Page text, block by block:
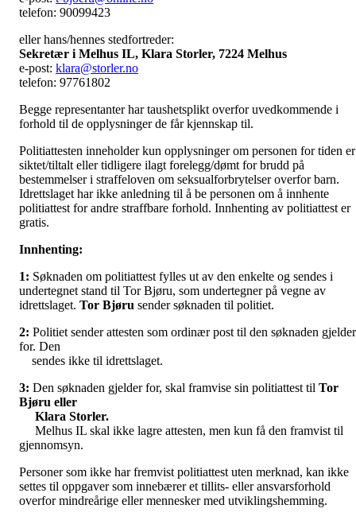
telefon: 90099423
eller hans/hennes stedfortreder:
Sekretær i Melhus IL, Klara Storler, 7224 Melhus
e-post: klara@storler.no
telefon: 97761802
Begge representanter har taushetsplikt overfor uvedkommende i
forhold til de opplysninger de får kjennskap til.
Politiattesten inneholder kun opplysninger om personen for tiden er
siktet/tiltalt eller tidligere ilagt forelegg/dømt for brudd på
bestemmelser i straffeloven om seksualforbrytelser overfor barn.
Idrettslaget har ikke anledning til å be personen om å innhente
politiattest for andre straffbare forhold. Innhenting av politiattest er
gratis.
Innhenting:
1: Søknaden om politiattest fylles ut av den enkelte og sendes i
undertegnet stand til Tor Bjøru, som undertegner på vegne av
idrettslaget. Tor Bjøru sender søknaden til politiet.
2: Politiet sender attesten som ordinær post til den søknaden gjelder
for. Den
sendes ikke til idrettslaget.
3: Den søknaden gjelder for, skal framvise sin politiattest til Tor
Bjøru eller
Klara Storler.
Melhus IL skal ikke lagre attesten, men kun få den framvist til
gjennomsyn.
Personer som ikke har fremvist politiattest uten merknad, kan ikke
settes til oppgaver som innebærer et tillits- eller ansvarsforhold
overfor mindreårige eller mennesker med utviklingshemming.